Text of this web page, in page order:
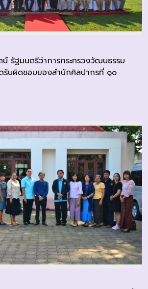
น์ รัฐมนตรีว่าการกระทรวงวัฒนธรรม
รับผิดชอบของสำนักศิลปากรที่ ๑๐